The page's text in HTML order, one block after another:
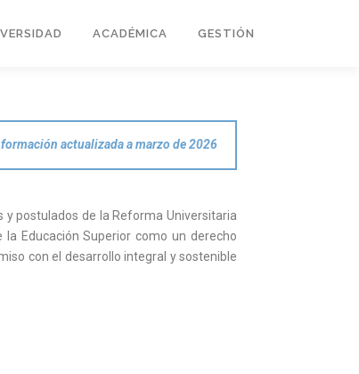
ACADÉMICA GESTIÓN
actualizada a marzo de 2026
y postulados de la Reforma Universitaria
Educación Superior como un derecho
con el desarrollo integral y sostenible